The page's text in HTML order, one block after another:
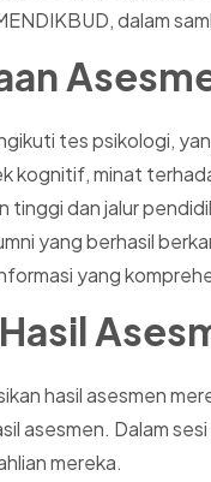
dalam
tes psikologi,
minat
dan jalur
yang berhasil
yang
hasil asesmen
Dalam
mereka.